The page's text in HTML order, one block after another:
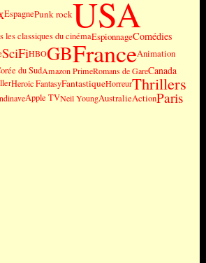
EspagnePunk rockUSA
les classiques du cinémaEspionnageComédies
SciFiHBOGBFranceAnimation
du SudAmazon PrimeRomans de GareCanada
Heroic FantasyFantastiqueHorreurThrillers
Apple TVNeil YoungAustralieActionParis